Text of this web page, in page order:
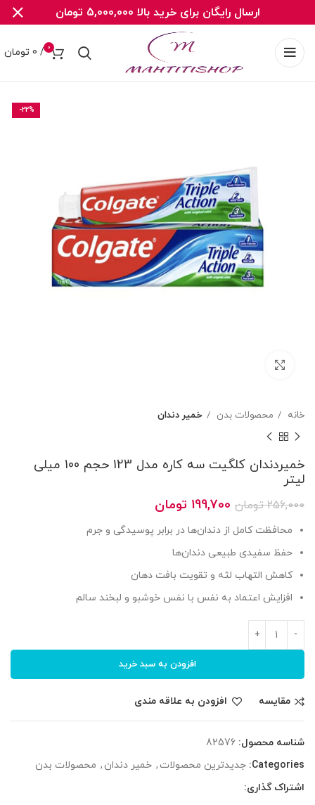
0
/
0 تومان
-22%
خانه محصولات بدن خمیر دندان
خمیردندان کلگیت سه کاره مدل 123 حجم 100 میلی
لیتر
256,000 تومان قیمت
256,000 تومان
بود.
199,700 تومان
199,700 تومان
محافظت کامل از دندان‌ها در برابر پوسیدگی و جرم
حفظ سفیدی طبیعی دندان‌ها
کاهش التهاب لثه و تقویت بافت دهان
افزایش اعتماد به نفس با نفس خوشبو و لبخند سالم
افزودن به سبد خرید
مقایسه افزودن به علاقه مندی
شناسه محصول: 82576
Categories: جدیدترین محصولات , خمیر دندان , محصولات بدن
اشتراک گذاری:
ارسال رایگان برای خرید بالا 5,000,000 تومان